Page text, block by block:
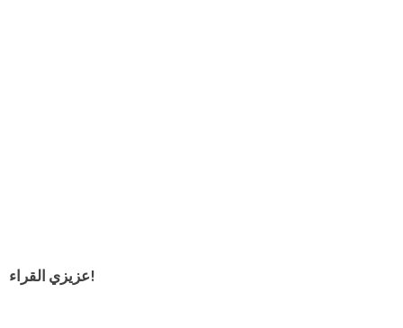
عزيزي القراء!